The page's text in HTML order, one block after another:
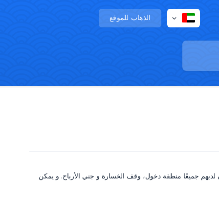
الذهاب للموقع
لديهم جميعًا منطقة دخول، وقف الخسارة و جني الأرباح. و يمكن